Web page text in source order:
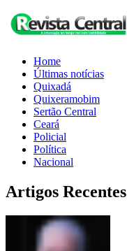
Home
Últimas notícias
Quixadá
Quixeramobim
Sertão Central
Ceará
Policial
Política
Nacional
Artigos Recentes